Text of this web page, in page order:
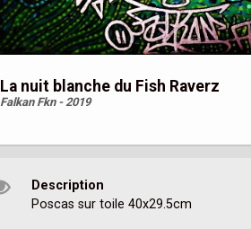
La nuit blanche du Fish Raverz
Falkan Fkn - 2019
Description
Poscas sur toile 40x29.5cm